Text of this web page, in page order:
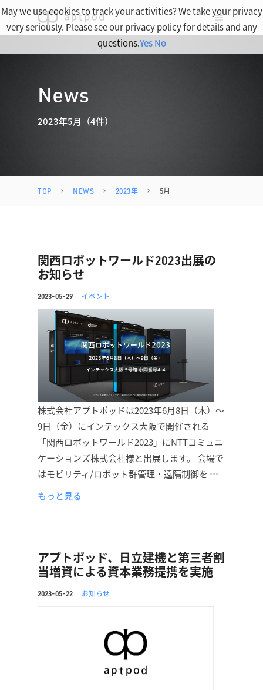
News
2023年5月（4件）
TOP NEWS 2023年 5月
関西ロボットワールド2023出展の
お知らせ
2023-05-29 イベント
株式会社アプトポッドは2023年6月8日（木）〜
9日（金）にインテックス大阪で開催される
「関西ロボットワールド2023」にNTTコミュニ
ケーションズ株式会社様と出展します。 会場で
はモビリティ/ロボット群管理・遠隔制御を …
もっと見る
アプトポッド、日立建機と第三者割
当増資による資本業務提携を実施
2023-05-22 お知らせ
May we use cookies to track your activities? We take your privacy
very seriously. Please see our privacy policy for details and any
questions.Yes No